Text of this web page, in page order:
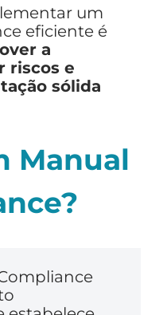
um
eficiente é
a
riscos e
sólida
Manual